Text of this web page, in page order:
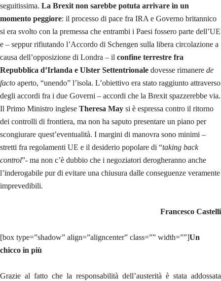
seguitissima. La Brexit non sarebbe potuta arrivare in un
momento peggiore: il processo di pace fra IRA e Governo britannico
si era svolto con la premessa che entrambi i Paesi fossero parte dell’UE
e – seppur rifiutando l’Accordo di Schengen sulla libera circolazione a
causa dell’opposizione di Londra – il confine terrestre fra
Repubblica d’Irlanda e Ulster Settentrionale dovesse rimanere de
facto aperto, “unendo” l’isola. L’obiettivo era stato raggiunto attraverso
degli accordi fra i due Governi – accordi che la Brexit spazzerebbe via.
Il Primo Ministro inglese Theresa May si è espressa contro il ritorno
dei controlli di frontiera, ma non ha saputo presentare un piano per
scongiurare quest’eventualità. I margini di manovra sono minimi –
stretti fra regolamenti UE e il desiderio popolare di “taking back
control”- ma non c’è dubbio che i negoziatori derogheranno anche
l’inderogabile pur di evitare una chiusura dalle conseguenze veramente
imprevedibili.
Francesco Castelli
[box type=”shadow” align=”aligncenter” class=”” width=””]Un
chicco in più
Grazie al fatto che la responsabilità dell’austerità è stata addossata